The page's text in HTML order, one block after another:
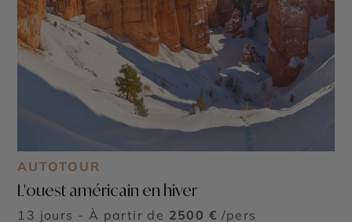
AUTOTOUR
L'ouest américain en hiver
13 jours - À partir de 2500 € /pers